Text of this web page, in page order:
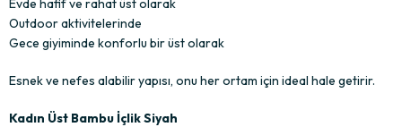
Evde hafif ve rahat üst olarak
Outdoor aktivitelerinde
Gece giyiminde konforlu bir üst olarak
Esnek ve nefes alabilir yapısı, onu her ortam için ideal hale getirir.
Kadın Üst Bambu İçlik Siyah